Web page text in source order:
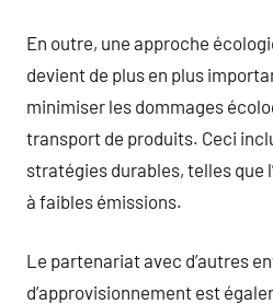
En outre, une approche
devient de plus en plus
minimiser les dommages
transport de produits. Ceci
stratégies durables, telles que
à faibles émissions.
Le partenariat avec d’autres
d’approvisionnement est